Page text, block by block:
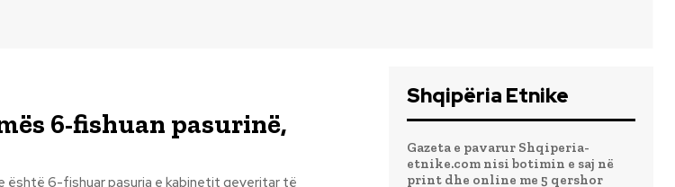
6-fishuan pasurinë,
është 6-fishuar pasuria e kabinetit qeveritar të
Shqipëria Etnike
Gazeta e pavarur Shqiperia-
etnike.com nisi botimin e saj në
print dhe online me 5 qershor